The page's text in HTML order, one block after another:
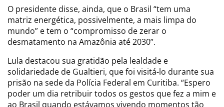
O presidente disse, ainda, que o Brasil “tem uma
matriz energética, possivelmente, a mais limpa do
mundo” e tem o “compromisso de zerar o
desmatamento na Amazônia até 2030”.
Lula destacou sua gratidão pela lealdade e
solidariedade de Gualtieri, que foi visitá-lo durante sua
prisão na sede da Polícia Federal em Curitiba. “Espero
poder um dia retribuir todos os gestos que fez a mim e
ao Brasil quando estávamos vivendo momentos tão